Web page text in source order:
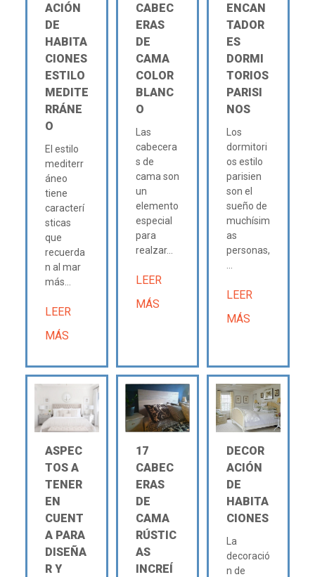
ACIÓN
DE
HABITA
CIONES
ESTILO
MEDITE
RRÁNE
O
El estilo
mediterr
áneo
tiene
caracterí
sticas
que
recuerda
n al mar
más...
LEER
MÁS
CABEC
ERAS
DE
CAMA
COLOR
BLANC
O
Las
cabecera
s de
cama son
un
elemento
especial
para
realzar...
LEER
MÁS
ENCAN
TADOR
ES
DORMI
TORIOS
PARISI
NOS
Los
dormitori
os estilo
parisien
son el
sueño de
muchísim
as
personas,
LEER
MÁS
ASPEC
TOS A
TENER
EN
CUENT
A PARA
DISEÑA
R Y
17
CABEC
ERAS
DE
CAMA
RÚSTIC
AS
INCREÍ
DECOR
ACIÓN
DE
HABITA
CIONES
La
decoració
n de